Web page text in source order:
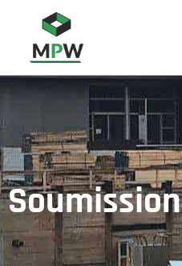
Soumission